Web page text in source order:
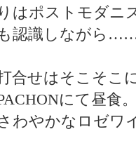
りはポストモダニ
も認識しながら
合せはそこそこ
にて昼食
わやかなロゼワ